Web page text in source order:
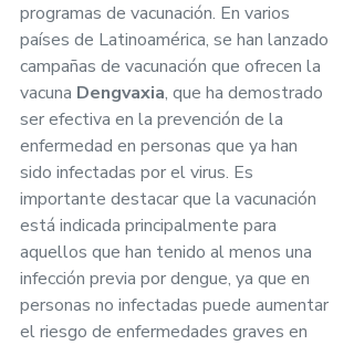
programas de vacunación. En varios
países de Latinoamérica, se han lanzado
campañas de vacunación que ofrecen la
vacuna Dengvaxia, que ha demostrado
ser efectiva en la prevención de la
enfermedad en personas que ya han
sido infectadas por el virus. Es
importante destacar que la vacunación
está indicada principalmente para
aquellos que han tenido al menos una
infección previa por dengue, ya que en
personas no infectadas puede aumentar
el riesgo de enfermedades graves en